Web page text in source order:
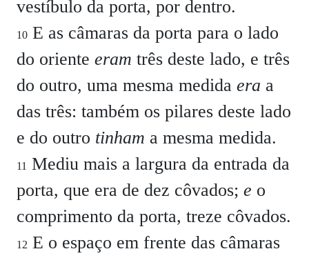
vestíbulo da porta, por dentro.
10 E as câmaras da porta para o lado
do oriente eram três deste lado, e três
do outro, uma mesma medida era a
das três: também os pilares deste lado
e do outro tinham a mesma medida.
11 Mediu mais a largura da entrada da
porta, que era de dez côvados; e o
comprimento da porta, treze côvados.
12 E o espaço em frente das câmaras